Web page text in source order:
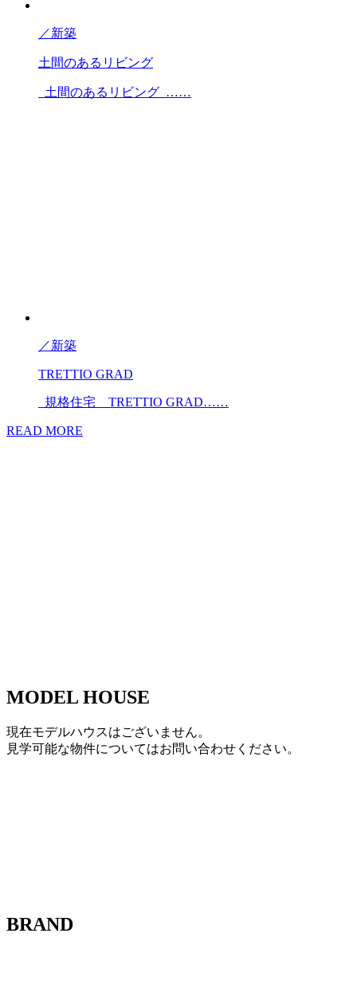
／新築
土間のあるリビング
土間のあるリビング ……
／新築
TRETTIO GRAD
規格住宅 TRETTIO GRAD……
READ MORE
MODEL HOUSE
現在モデルハウスはございません。
見学可能な物件についてはお問い合わせください。
BRAND